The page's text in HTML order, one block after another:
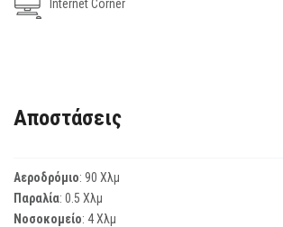
Internet Corner
Αποστάσεις
Αεροδρόμιο: 90 Χλμ
Παραλία: 0.5 Χλμ
Νοσοκομείο: 4 Χλμ